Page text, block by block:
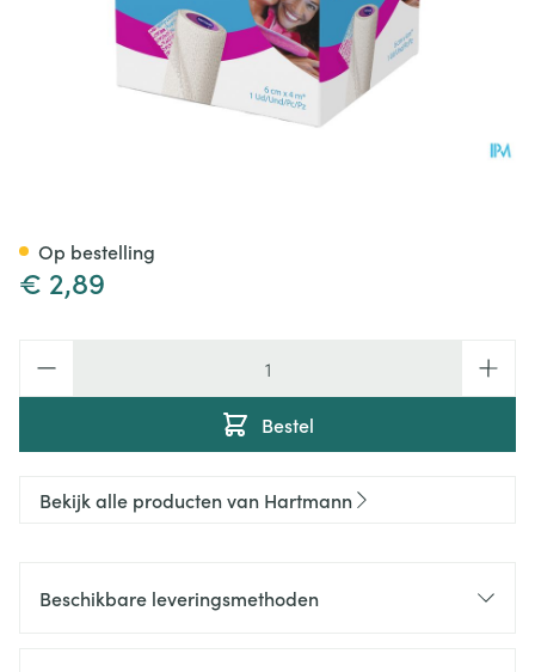
€ 2,89
Bestel
Op bestelling
Bekijk alle producten van Hartmann
Beschikbare leveringsmethoden